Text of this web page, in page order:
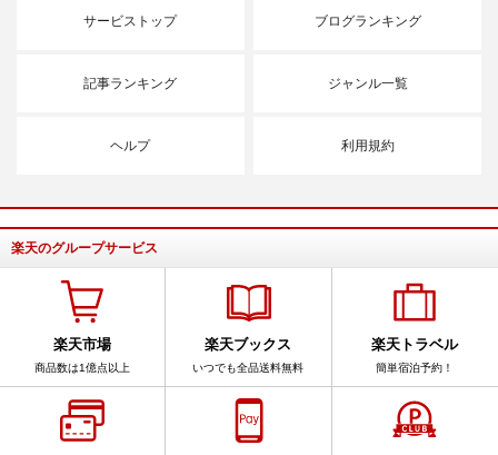
サービストップ ブログランキング
記事ランキング ジャンル一覧
ヘルプ 利用規約
楽天のグループサービス
楽天市場
商品数は1億点以上
楽天ブックス
いつでも全品送料無料
楽天トラベル
簡単宿泊予約！